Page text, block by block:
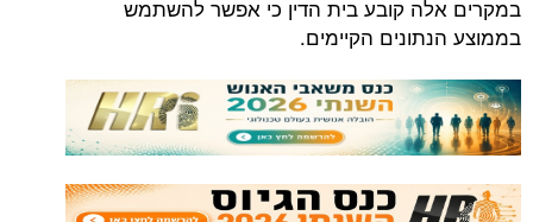
במקרים אלה קובע בית הדין כי אפשר להשתמש
בממוצע הנתונים הקיימים.